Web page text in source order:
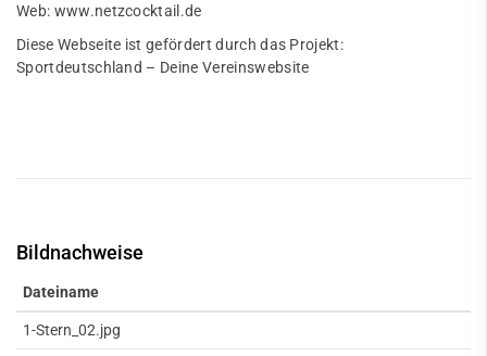
Web: www.netzcocktail.de
Diese Webseite ist gefördert durch das Projekt:
Sportdeutschland – Deine Vereinswebsite
Bildnachweise
Dateiname
1-Stern_02.jpg